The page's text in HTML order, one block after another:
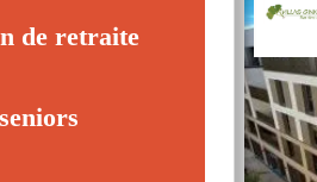
de retraite